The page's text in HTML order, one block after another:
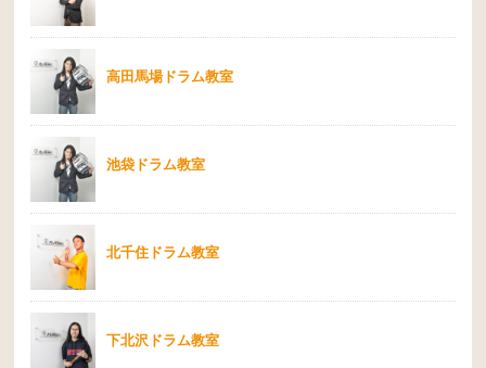
高田馬場ドラム教室
池袋ドラム教室
北千住ドラム教室
下北沢ドラム教室